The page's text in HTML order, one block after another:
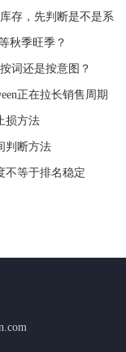
存，先判断是不是系
秋季旺季？
词还是按意图？
正在拉长销售周期
损方法
判断方法
不等于排名稳定